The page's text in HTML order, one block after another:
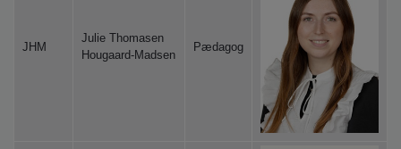
JHM
Julie Thomasen
Hougaard-Madsen
Pædagog